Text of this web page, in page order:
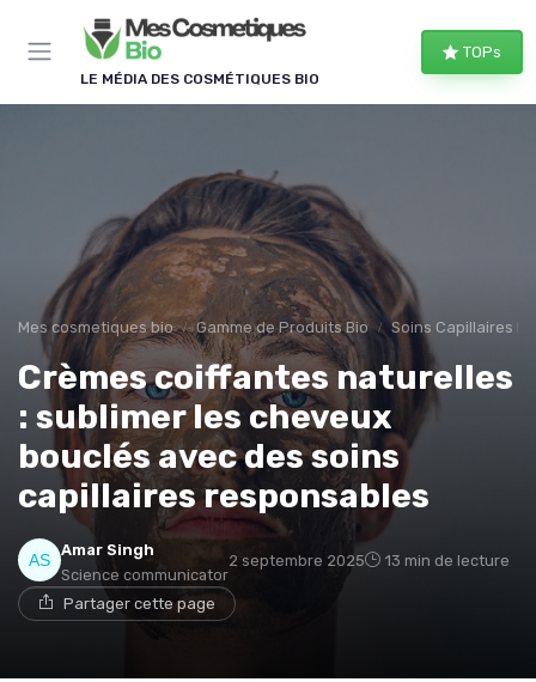
LE MÉDIA DES COSMÉTIQUES BIO
TOPs
Mes cosmetiques bio Gamme de Produits Bio Soins Capillaires
Crèmes coiffantes naturelles
: sublimer les cheveux
bouclés avec des soins
capillaires responsables
Amar Singh
Science communicator
2 septembre 2025 13 min de lecture
Partager cette page
Panneau de gestion des cookies